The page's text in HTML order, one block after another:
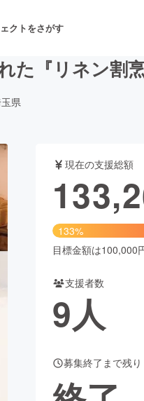
クトをさがす
・パフォーマンス
ド・飲食店
メ・漫画
ーティー・ヘルスケア
Creation
『リネン割
県
現在の支援総額
133%
目標金額は100,000
支援者数
9人
募集終了まで残り